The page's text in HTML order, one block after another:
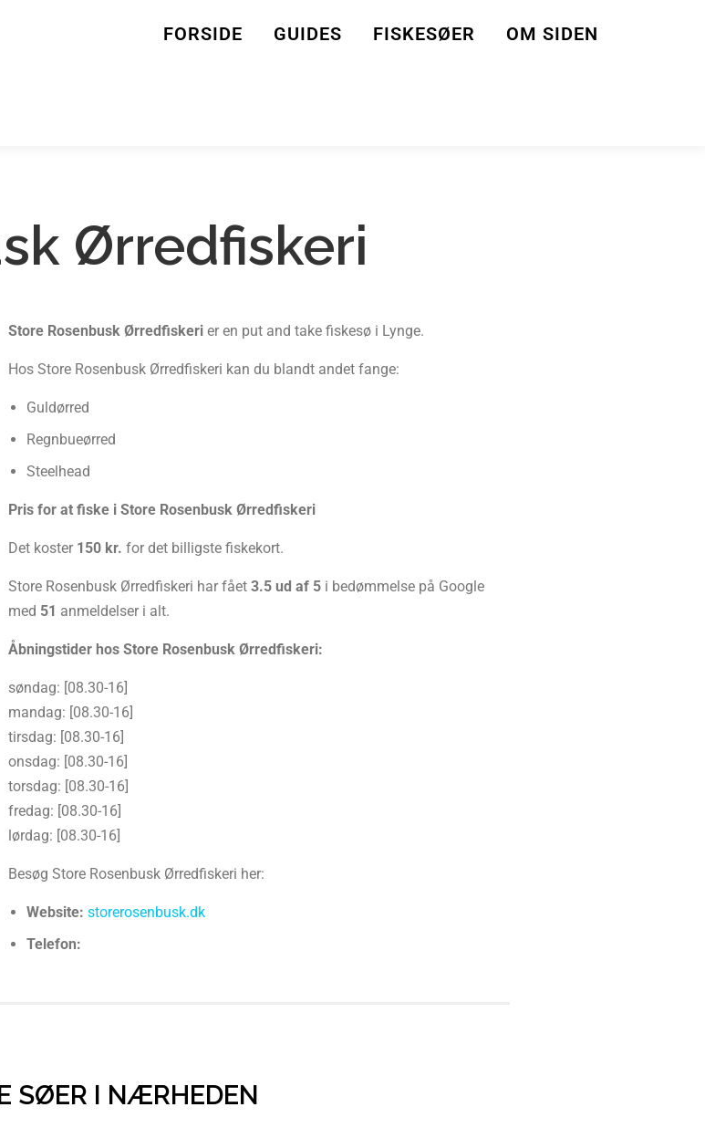
FORSIDE GUIDES FISKESØER OM SIDEN
Ørredfiskeri
Store Rosenbusk Ørredfiskerier en put and take fiskesø i Lynge.
Hos Store Rosenbusk Ørredfiskeri kan du blandt andet fange:
Guldørred
Regnbueørred
Steelhead
Pris for at fiske i Store Rosenbusk Ørredfiskeri
Det koster 150 kr. for det billigste fiskekort.
Store Rosenbusk Ørredfiskeri har fået 3.5 ud af 5i bedømmelse på Google
med 51 anmeldelser i alt.
Åbningstider hos Store Rosenbusk Ørredfiskeri:
søndag: [08.30-16]
mandag: [08.30-16]
tirsdag: [08.30-16]
onsdag: [08.30-16]
torsdag: [08.30-16]
fredag: [08.30-16]
lørdag: [08.30-16]
Besøg Store Rosenbusk Ørredfiskeri her:
Website: storerosenbusk.dk
Telefon:
SØER I NÆRHEDEN